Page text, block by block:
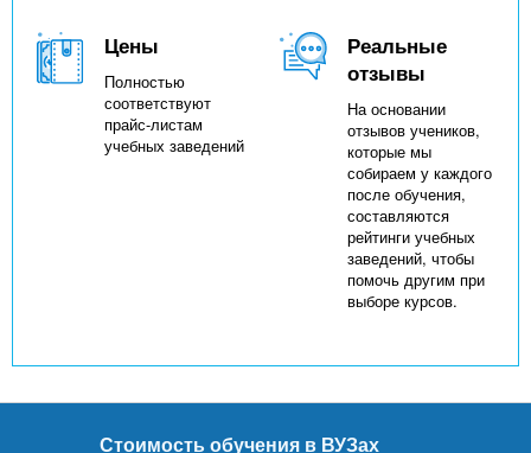
Цены
Полностью
соответствуют
прайс-листам
учебных заведений
Реальные
отзывы
На основании
отзывов учеников,
которые мы
собираем у каждого
после обучения,
составляются
рейтинги учебных
заведений, чтобы
помочь другим при
выборе курсов.
Стоимость обучения в ВУЗах